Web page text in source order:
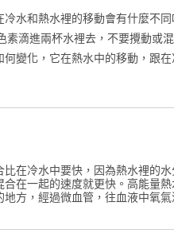
水和熱水裡的移動會有什麼不同
素滴進兩杯水裡去，不要攪動或混
何變化，它在熱水中的移動，跟在
比在冷水中要快，因為熱水裡的
合在一起的速度就更快。高能量
方，經過微血管，往血液中氧